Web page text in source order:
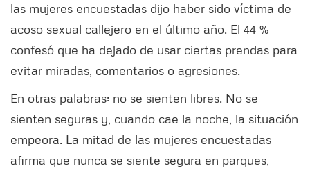
las mujeres encuestadas dijo haber sido víctima de
acoso sexual callejero en el último año. El 44 %
confesó que ha dejado de usar ciertas prendas para
evitar miradas, comentarios o agresiones.
En otras palabras: no se sienten libres. No se
sienten seguras y, cuando cae la noche, la situación
empeora. La mitad de las mujeres encuestadas
afirma que nunca se siente segura en parques,